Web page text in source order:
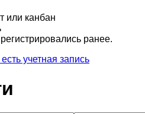
или канбан
ранее.
учетная запись